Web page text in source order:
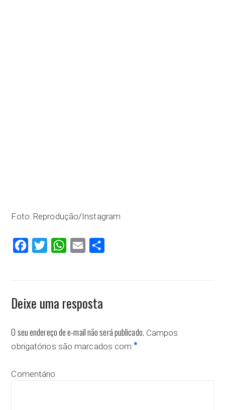
Foto: Reprodução/Instagram
FacebookTwitter WhatsApp
Email
Deixe uma resposta
O seu endereço de e-mail não será publicado. Campos
obrigatórios são marcados com *
Comentário